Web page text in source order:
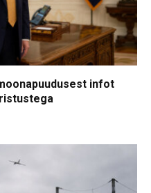
infot